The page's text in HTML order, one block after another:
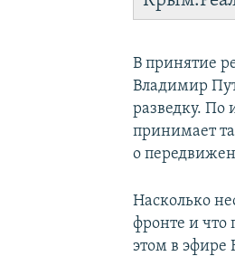
В принятие
Владимир
разведку. По
принимает
о
Насколько
фронте и что
этом в эфире